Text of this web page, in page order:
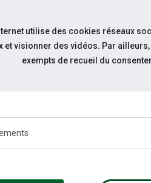
utilise des cookies réseaux
et visionner des vidéos. Par
exempts de recueil du